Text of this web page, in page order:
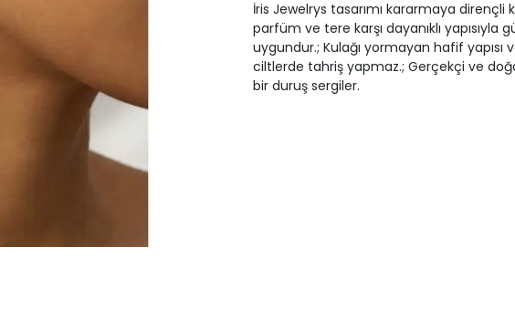
İris Jewelrys tasarımı kararmaya dirençli
parfüm ve tere karşı dayanıklı yapısıyla
uygundur.; Kulağı yormayan hafif yapısı
ciltlerde tahriş yapmaz.; Gerçekçi ve
bir duruş sergiler.